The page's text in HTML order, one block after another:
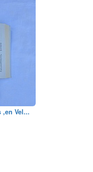
,en Vel...